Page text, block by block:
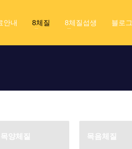
안내 8체질 8체질섭생 블로그
목양체질 목음체질